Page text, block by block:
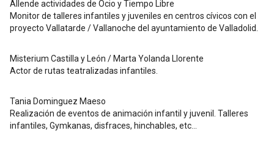
Allende actividades de Ocio y Tiempo Libre
Monitor de talleres infantiles y juveniles en centros cívicos con el
proyecto Vallatarde / Vallanoche del ayuntamiento de Valladolid.
Misterium Castilla y León / Marta Yolanda Llorente
Actor de rutas teatralizadas infantiles.
Tania Dominguez Maeso
Realización de eventos de animación infantil y juvenil. Talleres
infantiles, Gymkanas, disfraces, hinchables, etc...